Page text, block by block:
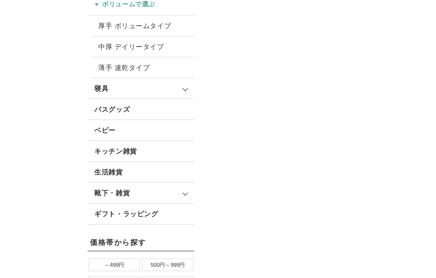
ボリュームで選ぶ
厚手 ボリュームタイプ
中厚 デイリータイプ
薄手 速乾タイプ
寝具
バスグッズ
ベビー
キッチン雑貨
生活雑貨
靴下・雑貨
ギフト・ラッピング
価格帯から探す
～499円 500円～999円